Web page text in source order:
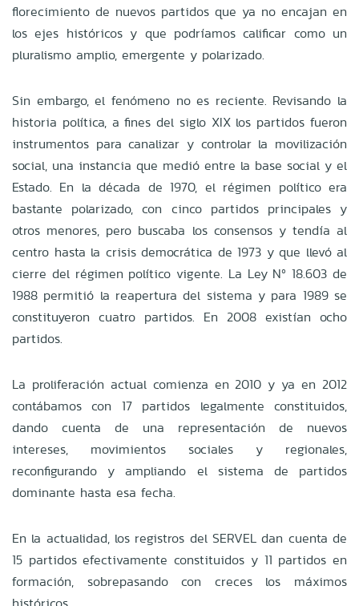
florecimiento de nuevos partidos que ya no encajan en
los ejes históricos y que podríamos calificar como un
pluralismo amplio, emergente y polarizado.
Sin embargo, el fenómeno no es reciente. Revisando la
historia política, a fines del siglo XIX los partidos fueron
instrumentos para canalizar y controlar la movilización
social, una instancia que medió entre la base social y el
Estado. En la década de 1970, el régimen político era
bastante polarizado, con cinco partidos principales y
otros menores, pero buscaba los consensos y tendía al
centro hasta la crisis democrática de 1973 y que llevó al
cierre del régimen político vigente. La Ley Nº 18.603 de
1988 permitió la reapertura del sistema y para 1989 se
constituyeron cuatro partidos. En 2008 existían ocho
partidos.
La proliferación actual comienza en 2010 y ya en 2012
contábamos con 17 partidos legalmente constituidos,
dando cuenta de una representación de nuevos
intereses, movimientos sociales y regionales,
reconfigurando y ampliando el sistema de partidos
dominante hasta esa fecha.
En la actualidad, los registros del SERVEL dan cuenta de
15 partidos efectivamente constituidos y 11 partidos en
formación, sobrepasando con creces los máximos